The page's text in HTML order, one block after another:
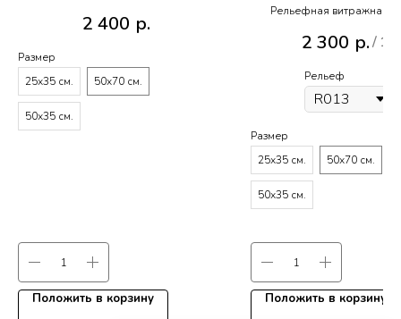
2 400 р.
Размер
25х35 см.
50х70 см.
50х35 см.
Положить в корзину
Рельефная витражная
монотонным цветом C 292
2 300 р./ 1 l
Рельеф
Размер
25х35 см.
50х70 см.
50х35 см.
Положить в корзину